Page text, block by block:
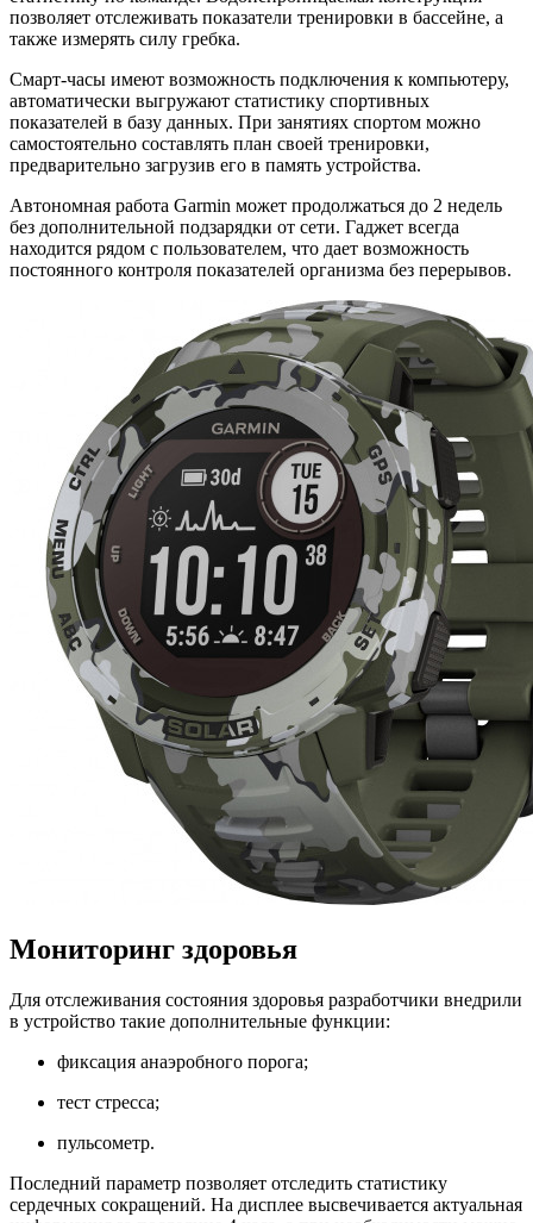
позволяет отслеживать показатели тренировки в бассейне, а
также измерять силу гребка.
Смарт-часы имеют возможность подключения к компьютеру,
автоматически выгружают статистику спортивных
показателей в базу данных. При занятиях спортом можно
самостоятельно составлять план своей тренировки,
предварительно загрузив его в память устройства.
Автономная работа Garmin может продолжаться до 2 недель
без дополнительной подзарядки от сети. Гаджет всегда
находится рядом с пользователем, что дает возможность
постоянного контроля показателей организма без перерывов.
Мониторинг здоровья
Для отслеживания состояния здоровья разработчики внедрили
в устройство такие дополнительные функции:
фиксация анаэробного порога;
тест стресса;
пульсометр.
Последний параметр позволяет отследить статистику
сердечных сокращений. На дисплее высвечивается актуальная